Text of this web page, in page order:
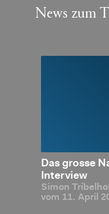
News zum
Das gros­se
In­ter­view
Simon
vom 11. April